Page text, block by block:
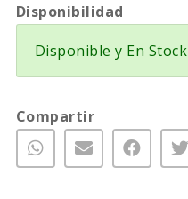
Disponibilidad
Disponible y En Stock
Compartir